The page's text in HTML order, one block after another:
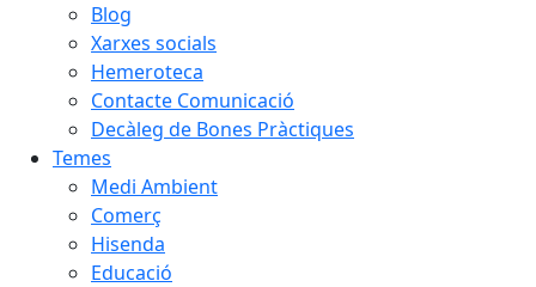
Blog
Xarxes socials
Hemeroteca
Contacte Comunicació
Decàleg de Bones Pràctiques
Temes
Medi Ambient
Comerç
Hisenda
Educació